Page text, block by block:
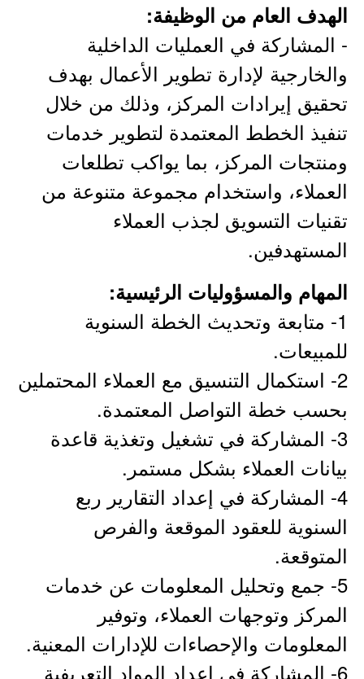
الهدف العام من الوظيفة:
- المشاركة في العمليات الداخلية
والخارجية لإدارة تطوير الأعمال بهدف
تحقيق إيرادات المركز، وذلك من خلال
تنفيذ الخطط المعتمدة لتطوير خدمات
ومنتجات المركز، بما يواكب تطلعات
العملاء، واستخدام مجموعة متنوعة من
تقنيات التسويق لجذب العملاء
المستهدفين.
المهام والمسؤوليات الرئيسية:
1- متابعة وتحديث الخطة السنوية
للمبيعات.
2- استكمال التنسيق مع العملاء المحتملين
بحسب خطة التواصل المعتمدة.
3- المشاركة في تشغيل وتغذية قاعدة
بيانات العملاء بشكل مستمر.
4- المشاركة في إعداد التقارير ربع
السنوية للعقود الموقعة والفرص
المتوقعة.
5- جمع وتحليل المعلومات عن خدمات
المركز وتوجهات العملاء، وتوفير
المعلومات والإحصاءات للإدارات المعنية.
6- المشاركة في إعداد المواد التعريفية